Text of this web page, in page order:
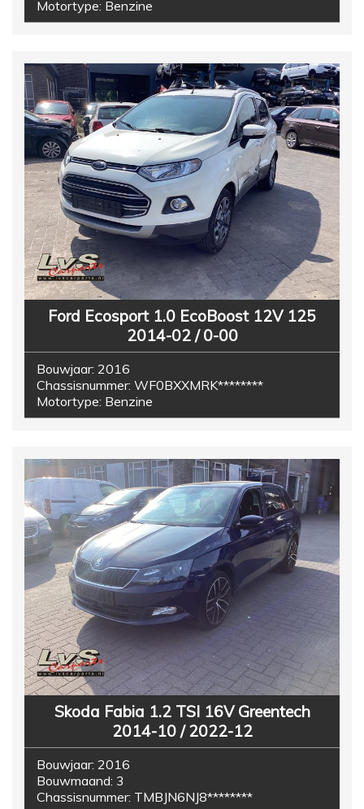
Motortype: Benzine
Ford Ecosport 1.0 EcoBoost 12V 125
2014-02 / 0-00
Bouwjaar: 2016
Chassisnummer: WF0BXXMRK********
Motortype: Benzine
Skoda Fabia 1.2 TSI 16V Greentech
2014-10 / 2022-12
Bouwjaar: 2016
Bouwmaand: 3
Chassisnummer: TMBJN6NJ8********